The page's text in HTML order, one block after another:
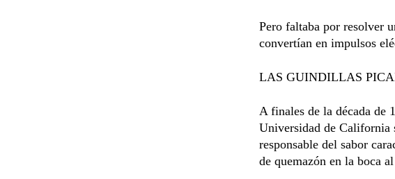
Pero faltaba por resolver
convertían en impulsos
LAS GUINDILLAS
A finales de la década de
Universidad de California
responsable del sabor
de quemazón en la boca